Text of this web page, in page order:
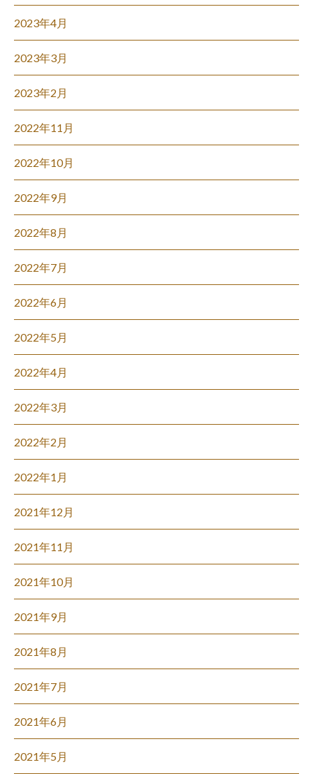
2023年4月
2023年3月
2023年2月
2022年11月
2022年10月
2022年9月
2022年8月
2022年7月
2022年6月
2022年5月
2022年4月
2022年3月
2022年2月
2022年1月
2021年12月
2021年11月
2021年10月
2021年9月
2021年8月
2021年7月
2021年6月
2021年5月